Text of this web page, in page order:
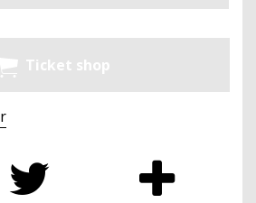
Ticket shop